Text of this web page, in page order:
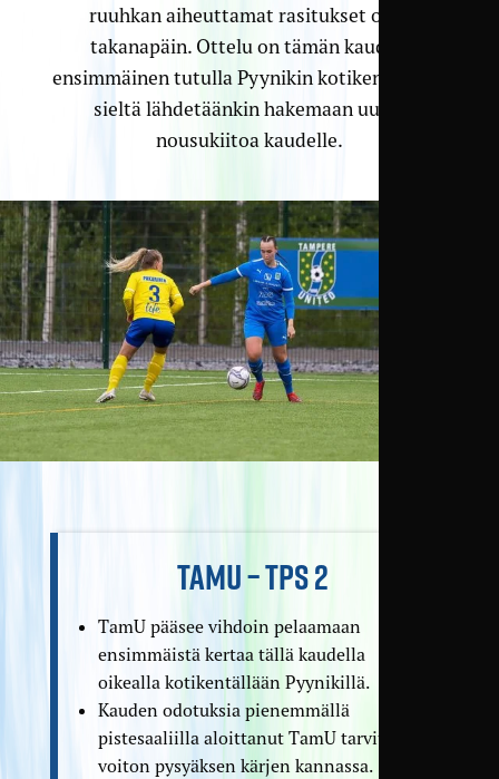
ruuhkan aiheuttamat rasitukset ovat
takanapäin. Ottelu on tämän kauden
ensimmäinen tutulla Pyynikin kotikentällä, ja
sieltä lähdetäänkin hakemaan uutta
nousukiitoa kaudelle.
TAMU – TPS 2
TamU pääsee vihdoin pelaamaan
ensimmäistä kertaa tällä kaudella
oikealla kotikentällään Pyynikillä.
Kauden odotuksia pienemmällä
pistesaaliilla aloittanut TamU tarvitsee
voiton pysyäksen kärjen kannassa.